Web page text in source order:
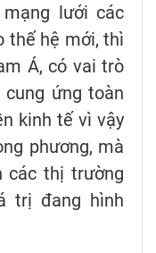
mạng lưới các
thế hệ mới, thì
Á, có vai trò
ứng toàn
kinh tế vì vậy
phương, mà
các thị trường
trị đang hình